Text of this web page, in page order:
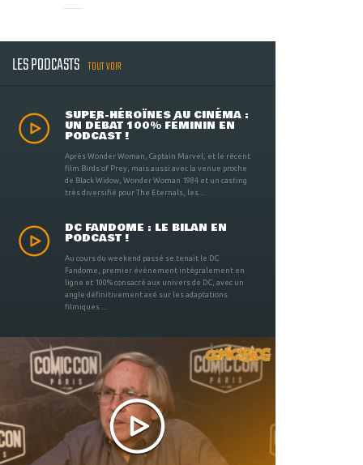
LES PODCASTS TOUT VOIR
SUPER-HÉROÏNES AU CINÉMA :
UN DÉBAT 100% FÉMININ EN
PODCAST !
Après Wonder Woman, Captain Marvel, et le récent
film Birds of Prey, mais aussi avec la venue proche
de Black Widow, Wonder Woman 1984 et un casting
très diversifié pour The Eternals, les ...
DC FANDOME : LE BILAN EN
PODCAST !
Au cours du weekend passé se tenait le DC
Fandome, premier évènement intégralement en
ligne et 100% consacré aux univers de DC, avec un
angle définitivement axé sur les adaptations
filmiques ...